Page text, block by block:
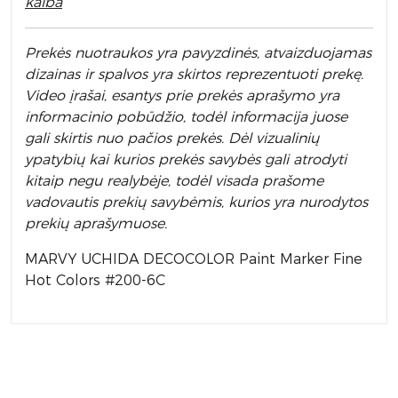
Prekės nuotraukos yra pavyzdinės, atvaizduojamas
dizainas ir spalvos yra skirtos reprezentuoti prekę.
Video įrašai, esantys prie prekės aprašymo yra
informacinio pobūdžio, todėl informacija juose
gali skirtis nuo pačios prekės. Dėl vizualinių
ypatybių kai kurios prekės savybės gali atrodyti
kitaip negu realybėje, todėl visada prašome
vadovautis prekių savybėmis, kurios yra nurodytos
prekių aprašymuose.
MARVY UCHIDA DECOCOLOR Paint Marker Fine
Hot Colors #200-6C